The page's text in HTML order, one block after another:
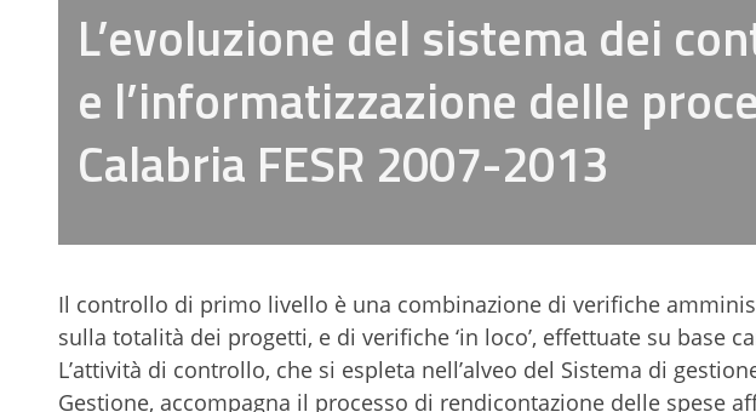
L’evoluzione del sistema dei
e l’informatizzazione delle
Calabria FESR 2007-2013
Il controllo di primo livello è una combinazione di verifiche
sulla totalità dei progetti, e di verifiche ‘in loco’, effettuate su base
L’attività di controllo, che si espleta nell’alveo del Sistema di
Gestione, accompagna il processo di rendicontazione delle spese